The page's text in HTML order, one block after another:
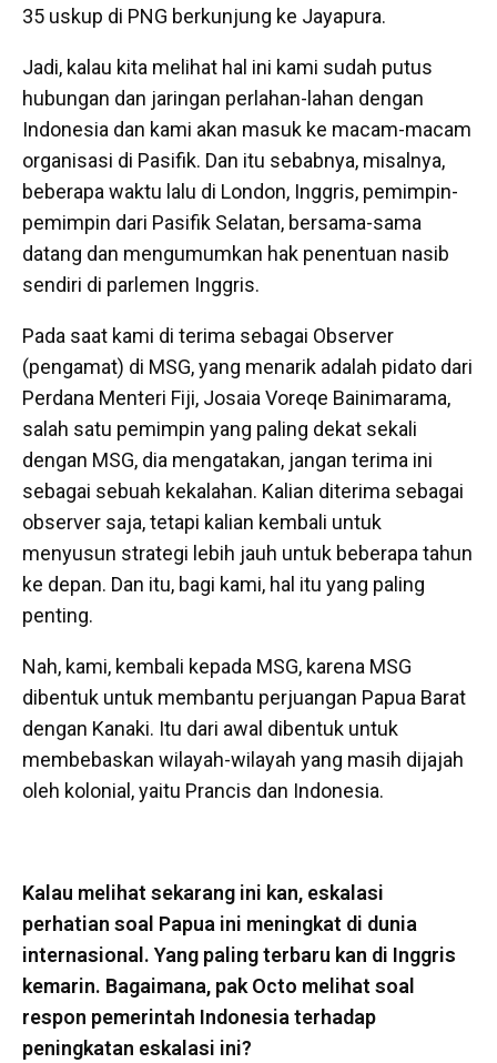
35 uskup di PNG berkunjung ke Jayapura.
Jadi, kalau kita melihat hal ini kami sudah putus
hubungan dan jaringan perlahan-lahan dengan
Indonesia dan kami akan masuk ke macam-macam
organisasi di Pasifik. Dan itu sebabnya, misalnya,
beberapa waktu lalu di London, Inggris, pemimpin-
pemimpin dari Pasifik Selatan, bersama-sama
datang dan mengumumkan hak penentuan nasib
sendiri di parlemen Inggris.
Pada saat kami di terima sebagai Observer
(pengamat) di MSG, yang menarik adalah pidato dari
Perdana Menteri Fiji, Josaia Voreqe Bainimarama,
salah satu pemimpin yang paling dekat sekali
dengan MSG, dia mengatakan, jangan terima ini
sebagai sebuah kekalahan. Kalian diterima sebagai
observer saja, tetapi kalian kembali untuk
menyusun strategi lebih jauh untuk beberapa tahun
ke depan. Dan itu, bagi kami, hal itu yang paling
penting.
Nah, kami, kembali kepada MSG, karena MSG
dibentuk untuk membantu perjuangan Papua Barat
dengan Kanaki. Itu dari awal dibentuk untuk
membebaskan wilayah-wilayah yang masih dijajah
oleh kolonial, yaitu Prancis dan Indonesia.
Kalau melihat sekarang ini kan, eskalasi
perhatian soal Papua ini meningkat di dunia
internasional. Yang paling terbaru kan di Inggris
kemarin. Bagaimana, pak Octo melihat soal
respon pemerintah Indonesia terhadap
peningkatan eskalasi ini?